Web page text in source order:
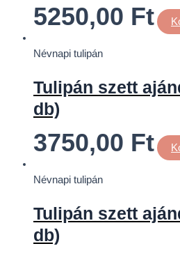
5250,00 Ft
Névnapi tulipán
Tulipán szett
db)
3750,00 Ft
Névnapi tulipán
Tulipán szett
db)